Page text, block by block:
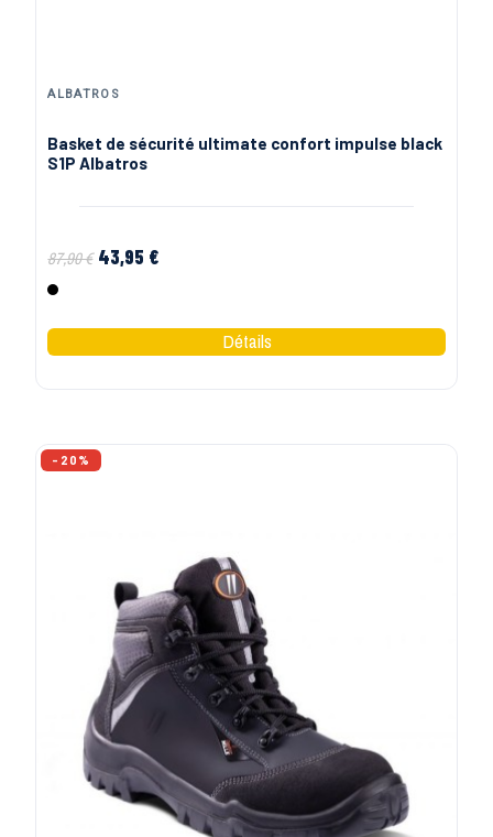
ALBATROS
Basket de sécurité ultimate confort impulse black
S1P Albatros
87,90 € 43,95 €
Noir
-20%